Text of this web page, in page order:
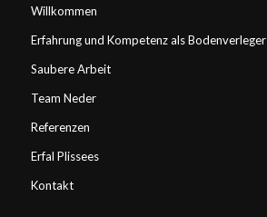
Willkommen
Erfahrung und Kompetenz als Bodenverleger
Saubere Arbeit
Team Neder
Referenzen
Erfal Plissees
Kontakt